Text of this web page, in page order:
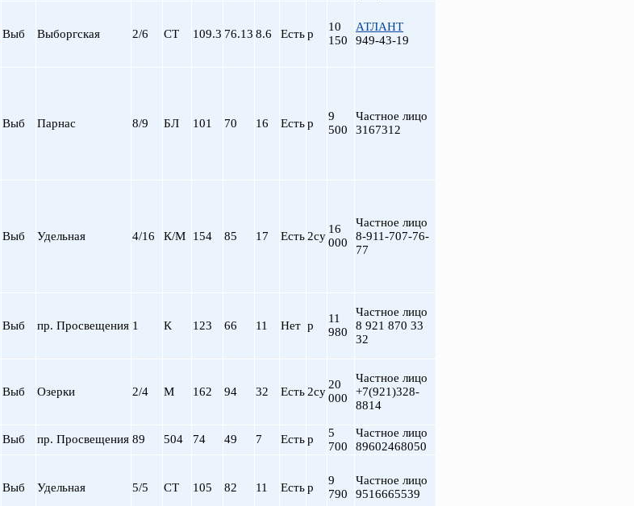
Новочеркасская
Парнас
пл. Мужества
Приморская
Рыбацкое
Спортивная
Выб Выборгская 2/6 СТ 109.3 76.13 8.6 Естьр
10
150
АТЛАНТ
949-43-19
Выб Парнас 8/9 БЛ 101 70 16 Естьр
9
500
Частное лицо
3167312
Выб Удельная 4/16 К/М 154 85 17 Есть 2су
16
000
Частное лицо
8-911-707-76-
77
Выб пр. Просвещения 1 К 123 66 11 Нет р
11
980
Частное лицо
8 921 870 33
32
Выб Озерки 2/4 М 162 94 32 Есть 2су
20
000
Частное лицо
+7(921)328-
8814
Выб пр. Просвещения 89 504 74 49 7 Естьр
5
700
Частное лицо
89602468050
Выб Удельная 5/5 СТ 105 82 11 Естьр
9
790
Частное лицо
9516665539